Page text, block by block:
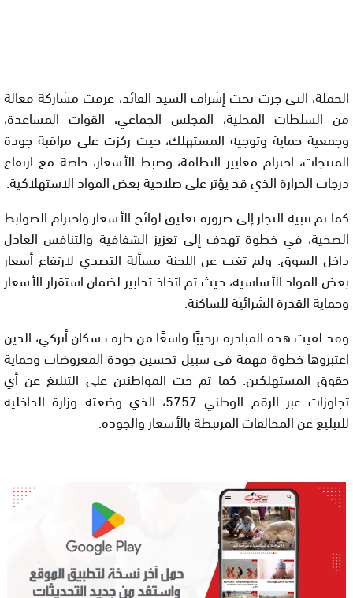
الحملة، التي جرت تحت إشراف السيد القائد، عرفت مشاركة فعالة
من السلطات المحلية، المجلس الجماعي، القوات المساعدة،
وجمعية حماية وتوجيه المستهلك، حيث ركزت على مراقبة جودة
المنتجات، احترام معايير النظافة، وضبط الأسعار، خاصة مع ارتفاع
درجات الحرارة الذي قد يؤثر على صلاحية بعض المواد الاستهلاكية.
كما تم تنبيه التجار إلى ضرورة تعليق لوائح الأسعار واحترام الضوابط
الصحية، في خطوة تهدف إلى تعزيز الشفافية والتنافس العادل
داخل السوق. ولم تغب عن اللجنة مسألة التصدي لارتفاع أسعار
بعض المواد الأساسية، حيث تم اتخاذ تدابير لضمان استقرار الأسعار
وحماية القدرة الشرائية للساكنة.
وقد لقيت هذه المبادرة ترحيبًا واسعًا من طرف سكان أنركي، الذين
اعتبروها خطوة مهمة في سبيل تحسين جودة المعروضات وحماية
حقوق المستهلكين. كما تم حث المواطنين على التبليغ عن أي
تجاوزات عبر الرقم الوطني 5757، الذي وضعته وزارة الداخلية
للتبليغ عن المخالفات المرتبطة بالأسعار والجودة.